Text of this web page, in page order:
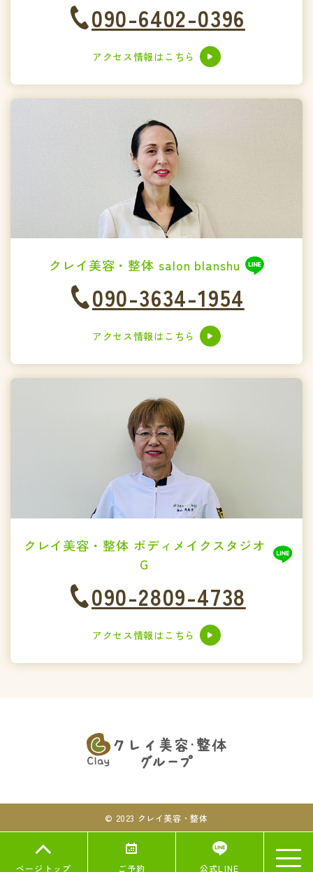
ページトップ ご予約 公式LINE
090-6402-0396
アクセス情報はこちら
クレイ美容・整体 salon blanshu
090-3634-1954
アクセス情報はこちら
クレイ美容・整体 ボディメイクスタジオ
G
090-2809-4738
アクセス情報はこちら
© 2023 クレイ美容・整体